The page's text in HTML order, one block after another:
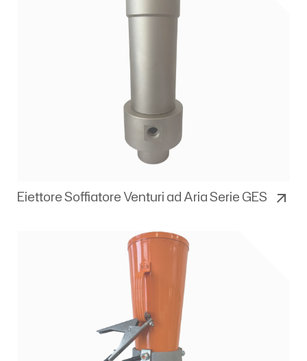
Eiettore Soffiatore Venturi ad Aria Serie GES arrow_outward